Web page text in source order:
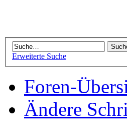
Erweiterte Suche
Foren-
Ändere